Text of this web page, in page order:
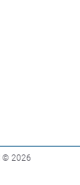
© 2026